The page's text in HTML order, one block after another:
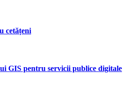
cetățeni
GIS pentru servicii publice digitale